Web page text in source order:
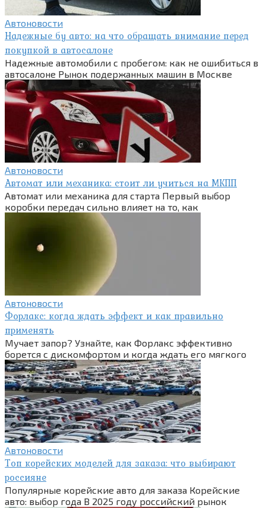
Автоновости
Надежные бу авто: на что обращать внимание перед
покупкой в автосалоне
Надежные автомобили с пробегом: как не ошибиться в
автосалоне Рынок подержанных машин в Москве
Автоновости
Автомат или механика: стоит ли учиться на МКПП
Автомат или механика для старта Первый выбор
коробки передач сильно влияет на то, как
Автоновости
Форлакс: когда ждать эффект и как правильно
применять
Мучает запор? Узнайте, как Форлакс эффективно
борется с дискомфортом и когда ждать его мягкого
Автоновости
Топ корейских моделей для заказа: что выбирают
россияне
Популярные корейские авто для заказа Корейские
авто: выбор года В 2025 году российский рынок